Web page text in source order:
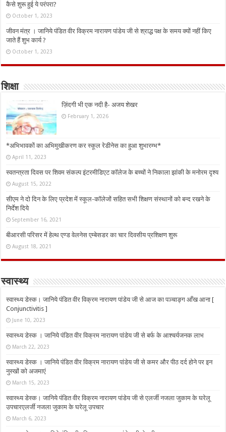
कैसे शुरू हुई ये परंपरा?
October 1, 2023
जीवन मंत्र । जानिये पंडित वीर विक्रम नारायण पांडेय जी से श्राद्ध पक्ष के समय क्यों नहीं किए
जाते हैं शुभ कार्य ?
October 1, 2023
शिक्षा
ज़िंदगी भी एक नदी है- अजय शेखर
February 1, 2026
*अभिभावकों का अभिमुखीकरण कर स्कूल रेडीनेस का हुआ शुभारम्भ*
April 11, 2023
स्वतन्त्रता दिवस पर शिवम संकल्प इंटरमीडिएट कॉलेज के बच्चों ने निकाला झांकी के मनोरम दृश्य
August 15, 2022
सीएम ने दो दिन के लिए प्रदेश में स्कूल-कॉलेजों सहित सभी शिक्षण संस्थानों को बन्द रखने के
निर्देश दिये
September 16, 2021
बीआरसी परिसर में हेल्थ एण्ड वेलनेस एम्बेसडर का चार दिवसीय प्रशिक्षण शुरू
August 18, 2021
स्वास्थ्य
स्वास्थ्य डेस्क। जानिये पंडित वीर विक्रम नारायण पांडेय जी से आज का पञ्चाङ्ग आँख आना [
Conjunctivitis ]
June 10, 2023
स्वास्थ्य डेस्क । जानिये पंडित वीर विक्रम नारायण पांडेय जी से बर्फ के आश्चर्यजनक लाभ
March 22, 2023
स्वास्थ्य डेस्क । जानिये पंडित वीर विक्रम नारायण पांडेय जी से कमर और पीठ दर्द होने पर इन
नुस्‍खों को अजमाएं
March 15, 2023
स्वास्थ्य डेस्क। जानिये पंडित वीर विक्रम नारायण पांडेय जी से एलर्जी नजला जुकाम के घरेलू
उपचारएलर्जी नजला जुकाम के घरेलू उपचार
March 6, 2023